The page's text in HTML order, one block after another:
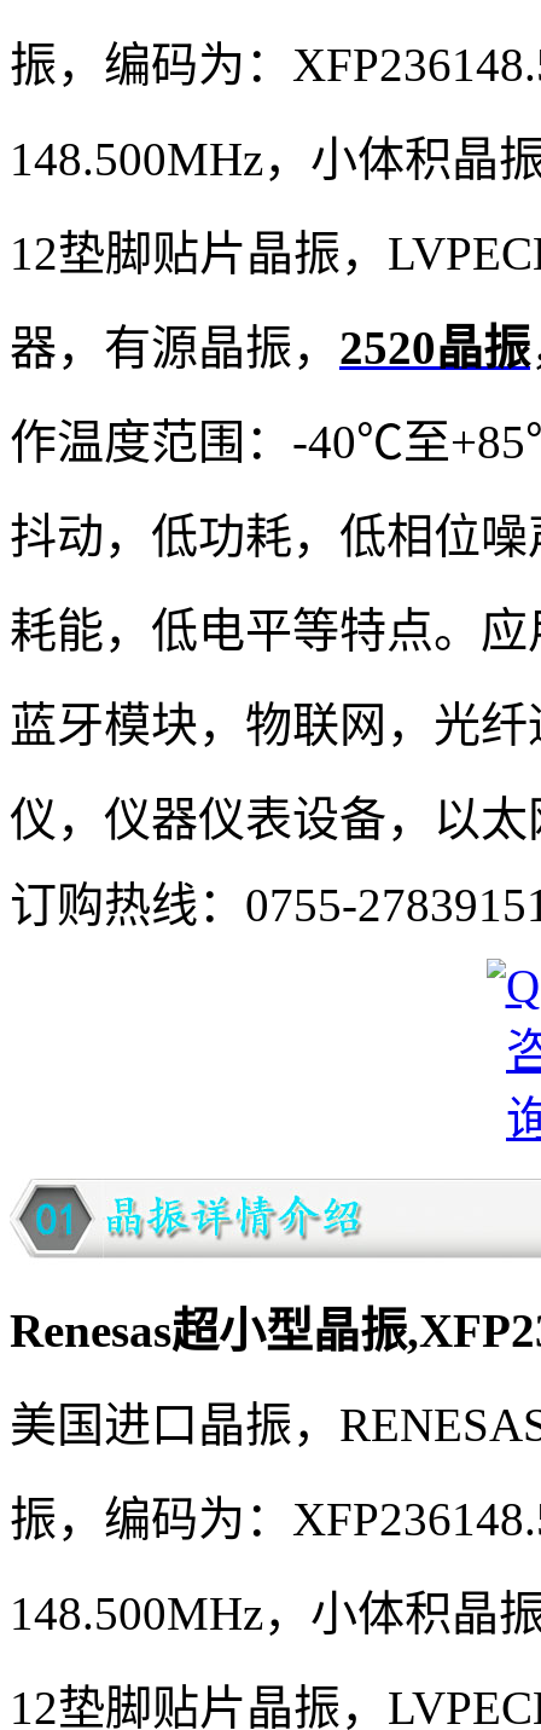
振，编码为：
148.500MHz，小体积晶
12垫脚贴片晶振，
器，有源晶振， 2520晶振
作温度范围：-40℃至
抖动，低功耗，低相位
耗能，低电平等特点。
蓝牙模块，物联网，光
仪，仪器仪表设备，以
订购热线： 0755-
Renesas超小型晶振
美国进口晶振，
振，编码为：
148.500MHz，小体积晶
12垫脚贴片晶振，